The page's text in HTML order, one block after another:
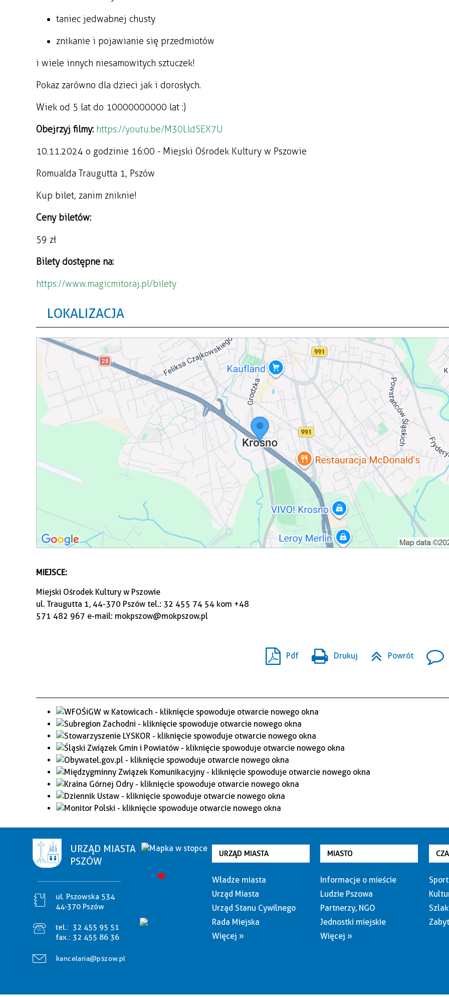
taniec jedwabnej chusty
znikanie i pojawianie się przedmiotów
i wiele innych niesamowitych sztuczek!
Pokaz zarówno dla dzieci jak i dorosłych.
Wiek od 5 lat do 10000000000 lat :)
Obejrzyj filmy: https://youtu.be/M30LldSEX7U
10.11.2024 o godzinie 16:00 - Miejski Ośrodek Kultury w Pszowie
Romualda Traugutta 1, Pszów
Kup bilet, zanim zniknie!
Ceny biletów:
59 zł
Bilety dostępne na:
https://www.magicmitoraj.pl/bilety
LOKALIZACJA
MIEJSCE:
Miejski Ośrodek Kultury w Pszowie
ul. Traugutta 1, 44-370 Pszów tel.: 32 455 74 54 kom +48
571 482 967 e-mail: mokpszow@mokpszow.pl
Pdf Drukuj Powrót
URZĄD MIASTA
PSZÓW
ul. Pszowska 534
44-370 Pszów
tel.: 32 455 95 51
fax.: 32 455 86 36
kancelaria@pszow.pl
URZĄD MIASTA
Władze miasta
Urząd Miasta
Urząd Stanu Cywilnego
Rada Miejska
Więcej »
MIASTO
Informacje o mieście
Ludzie Pszowa
Partnerzy, NGO
Jednostki miejskie
Więcej »
Sport